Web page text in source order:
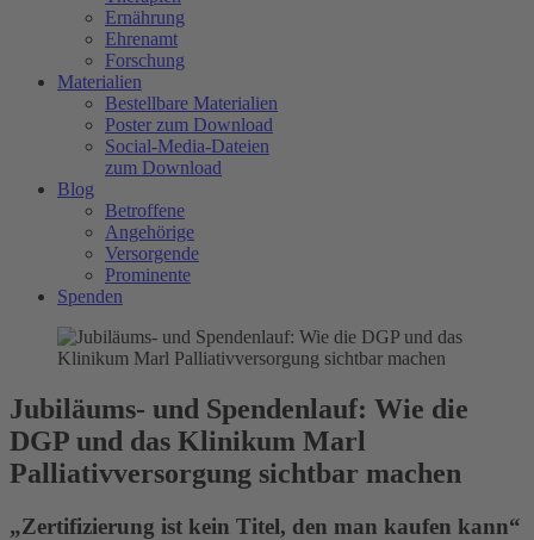
Ernährung
Ehrenamt
Forschung
Materialien
Bestellbare Materialien
Poster zum Download
Social-Media-Dateien
zum Download
Blog
Betroffene
Angehörige
Versorgende
Prominente
Spenden
Jubiläums- und Spendenlauf: Wie die
DGP und das Klinikum Marl
Palliativversorgung sichtbar machen
„Zertifizierung ist kein Titel, den man kaufen kann“